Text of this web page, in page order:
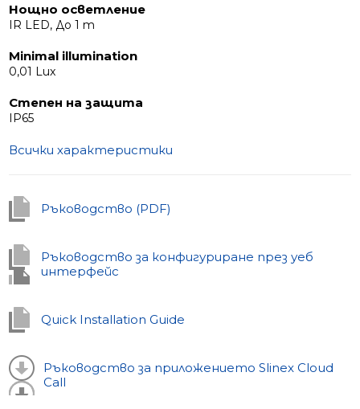
Нощно осветление
IR LED, До 1 m
Minimal illumination
0,01 Lux
Степен на защита
IP65
Всички характеристики
Ръководство (PDF)
Ръководство за конфигуриране през уеб
интерфейс
Quick Installation Guide
Ръководство за приложението Slinex Cloud
Call